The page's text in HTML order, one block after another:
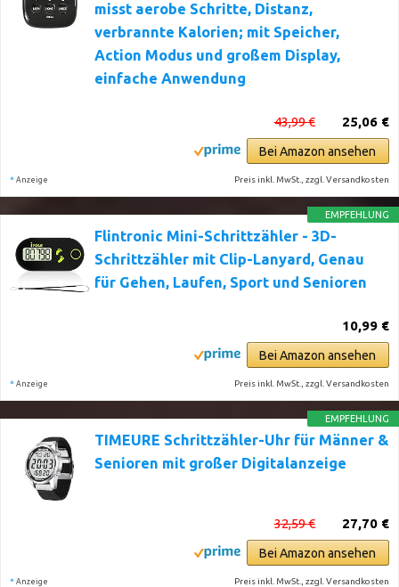
misst aerobe Schritte, Distanz,
verbrannte Kalorien; mit Speicher,
Action Modus und großem Display,
einfache Anwendung
25,06 €
43,99 €
Bei Amazon ansehen
* Anzeige Preis inkl. MwSt., zzgl. Versandkosten
EMPFEHLUNG
Flintronic Mini-Schrittzähler - 3D-
Schrittzähler mit Clip-Lanyard, Genau
für Gehen, Laufen, Sport und Senioren
10,99 €
Bei Amazon ansehen
* Anzeige Preis inkl. MwSt., zzgl. Versandkosten
EMPFEHLUNG
TIMEURE Schrittzähler-Uhr für Männer &
Senioren mit großer Digitalanzeige
27,70 €
32,59 €
Bei Amazon ansehen
* Anzeige Preis inkl. MwSt., zzgl. Versandkosten